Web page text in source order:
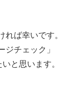
ば幸いです。
ジチェック」
と思います。